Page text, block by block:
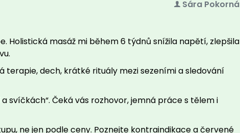
Sára Pokorná
Holistická masáž mi během 6 týdnů snížila napětí, zlepšila
terapie, dech, krátké rituály mezi sezeními a sledování
svíčkách“. Čeká vás rozhovor, jemná práce s tělem i
ne jen podle ceny. Poznejte kontraindikace a červené